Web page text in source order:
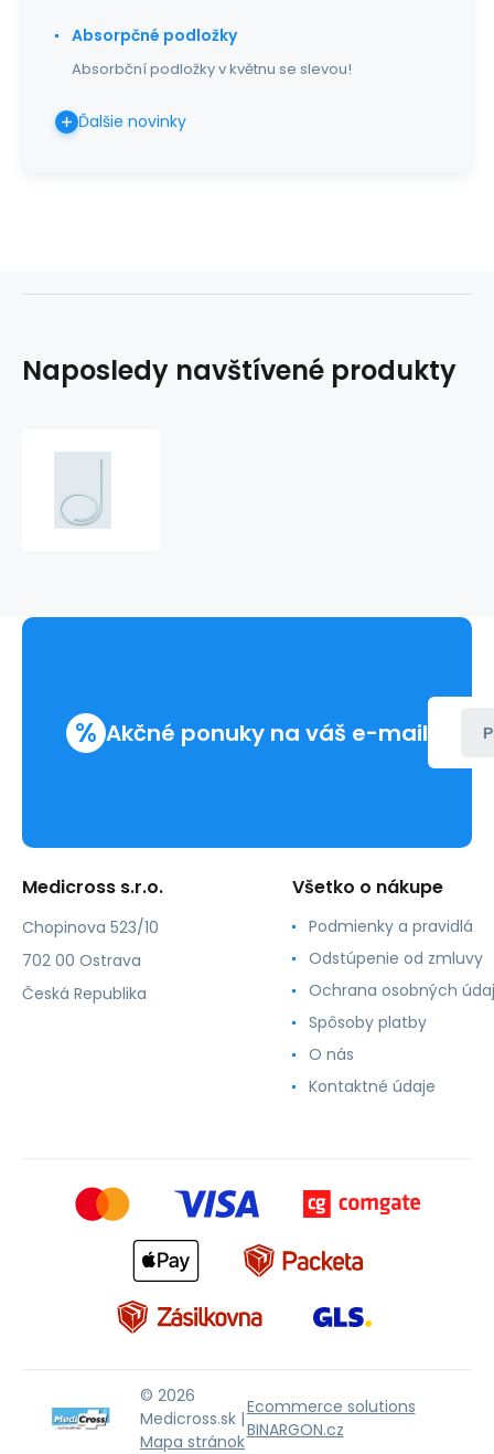
Absorpčné podložky
Absorbční podložky v květnu se slevou!
Ďalšie novinky
Naposledy navštívené produkty
% Akčné ponuky na váš e-mail
Medicross s.r.o.
Chopinova 523/10
702 00 Ostrava
Česká Republika
Všetko o nákupe
Podmienky a pravidlá
Odstúpenie od zmluvy
Ochrana osobných
Spôsoby platby
O nás
Kontaktné údaje
© 2026
Medicross.sk |
Mapa stránok
Ecommerce solutions
BINARGON.cz